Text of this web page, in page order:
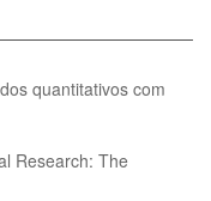
quantitativos com
Research: The